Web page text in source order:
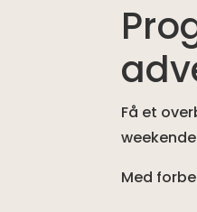
Få et
Med